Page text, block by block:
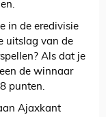
in de eredivisie
uitslag van de
Als dat je
de winnaar
punten.
Ajaxkant